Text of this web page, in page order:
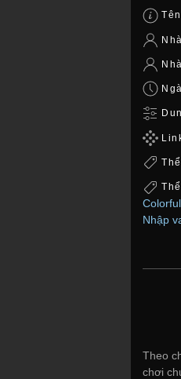
Colorful
Nhập
Theo
chơi